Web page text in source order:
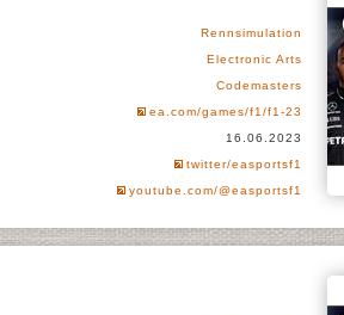
Rennsimulation
Electronic Arts
Codemasters
ea.com/games/f1/f1-23
16.06.2023
twitter/easportsf1
youtube.com/@easportsf1